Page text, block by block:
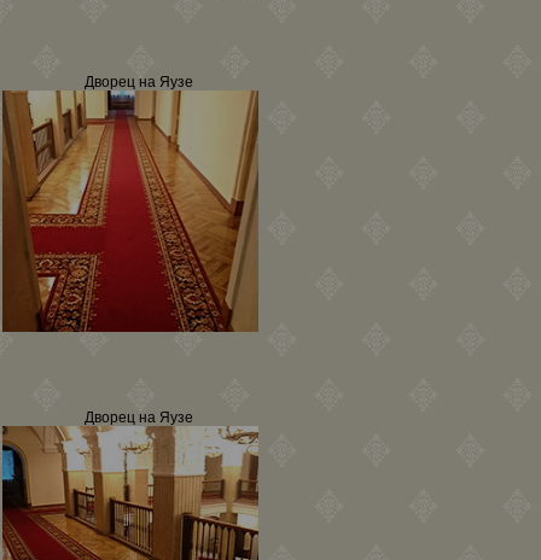
Дворец на Яузе
Дворец на Яузе